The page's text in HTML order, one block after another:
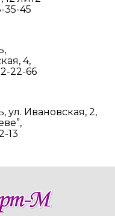
35-45‬
4,
22-66
ул. Ивановская, 2,
13